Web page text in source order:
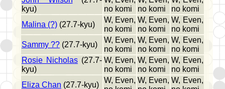
kyu)
no komi
no komi
no komi
Malina (?) (27.7-kyu)
W, Even,
no komi
W, Even,
no komi
W, Even,
no komi
Sammy ?? (27.7-kyu)
W, Even,
no komi
W, Even,
no komi
W, Even,
no komi
Rosie Nicholas (27.7-
kyu)
W, Even,
no komi
W, Even,
no komi
W, Even,
no komi
Eliza Chan (27.7-kyu)
W, Even, W, Even, W, Even,